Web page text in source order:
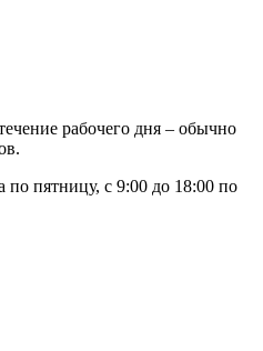
рабочего дня – обычно
по пятницу, с 9:00 до 18:00 по